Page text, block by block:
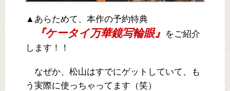
▲あらためて、本作の予約特典
『ケータイ万華鏡写輪眼』 をご紹介
します！！
なぜか、松山はすでにゲットしていて、も
う実際に使っちゃってます（笑）